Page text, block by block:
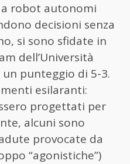
robot autonomi
decisioni senza
si sono sfidate in
dell’Università
punteggio di 5-3.
esilaranti:
progettati per
alcuni sono
provocate da
“agonistiche”)